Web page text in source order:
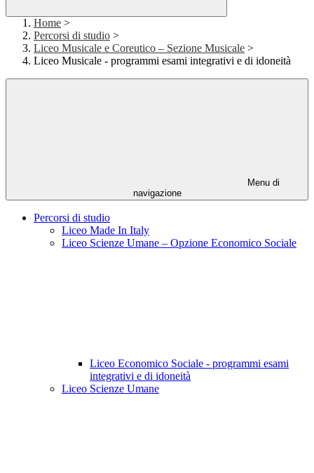
Home >
Percorsi di studio >
Liceo Musicale e Coreutico – Sezione Musicale >
Liceo Musicale - programmi esami integrativi e di idoneità
Menu di
navigazione
Percorsi di studio
Liceo Made In Italy
Liceo Scienze Umane – Opzione Economico Sociale
Liceo Economico Sociale - programmi esami
integrativi e di idoneità
Liceo Scienze Umane